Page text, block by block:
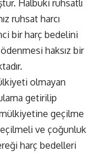
Halbuki ruhsatlı
ruhsat harcı
bir harç bedelini
haksız bir
olmayan
getirilip
geçilme
ve çoğunluk
harç bedelleri